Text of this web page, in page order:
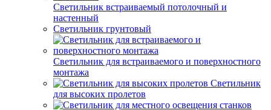
Светильник встраиваемый потолочный и
настенный
Светильник грунтовый
Светильник для встраиваемого и поверхностного
монтажа
Светильник
для высоких пролетов